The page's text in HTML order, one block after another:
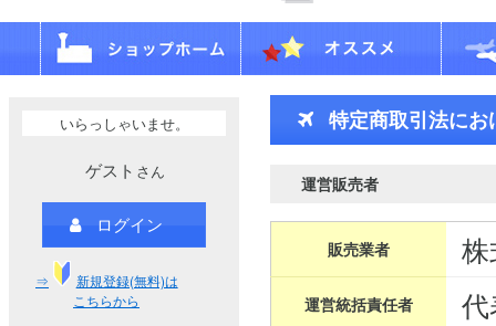
いらっしゃいませ。
ゲスト さん
ログイン
⇒
新規登録(無料)は
こちらから
特定商取引法にお
運営販売者
販売業者
運営統括責任者